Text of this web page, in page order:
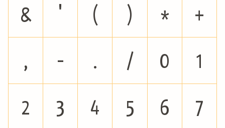
&
' ( ) *
+
,
- . / 0
1
2
3 4 5 6
7